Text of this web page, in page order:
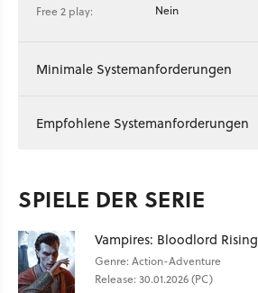
Free 2 play:
Nein
Minimale Systemanforderungen
Empfohlene Systemanforderungen
SPIELE DER SERIE
Vampires: Bloodlord Rising
Genre: Action-Adventure
Release: 30.01.2026 (PC)